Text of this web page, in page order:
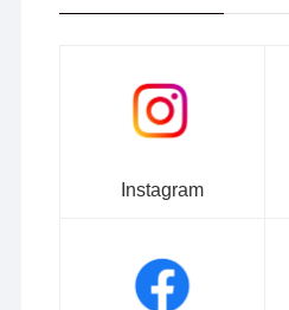
Instagram